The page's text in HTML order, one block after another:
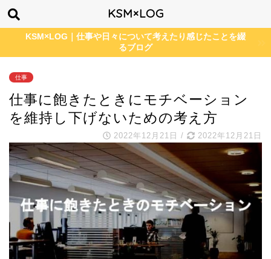
KSM×LOG
KSM×LOG｜仕事や日々について考えたり感じたことを綴
るブログ
仕事
仕事に飽きたときにモチベーション
を維持し下げないための考え方
2022年12月21日 / 2022年12月21日